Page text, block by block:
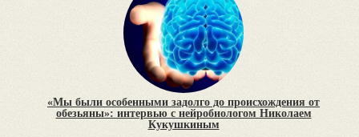
«Мы были особенными задолго до происхождения от
обезьяны»: интервью с нейробиологом Николаем
Кукушкиным